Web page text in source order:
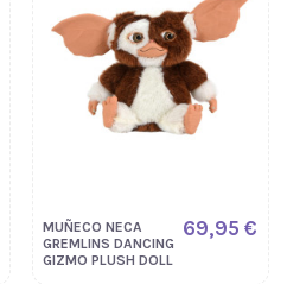
MUÑECO NECA
GREMLINS DANCING
GIZMO PLUSH DOLL
69,95 €